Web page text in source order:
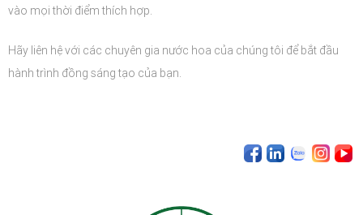
vào mọi thời điểm thích hợp.
Hãy liên hệ với các chuyên gia nước hoa của chúng tôi để bắt đầu
hành trình đồng sáng tạo của bạn.